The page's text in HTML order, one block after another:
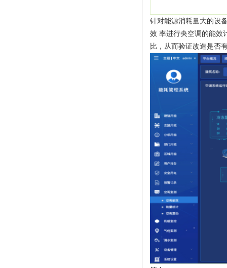
针对能源消耗量大的设
效 率进行央空调的能效
比，从而验证改造是否